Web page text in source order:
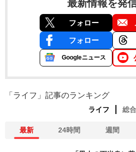
最新情報を発
フォロー
フォロー
Googleニュース
「ライフ」記事のランキング
ライフ 総合
最新 24時間 週間